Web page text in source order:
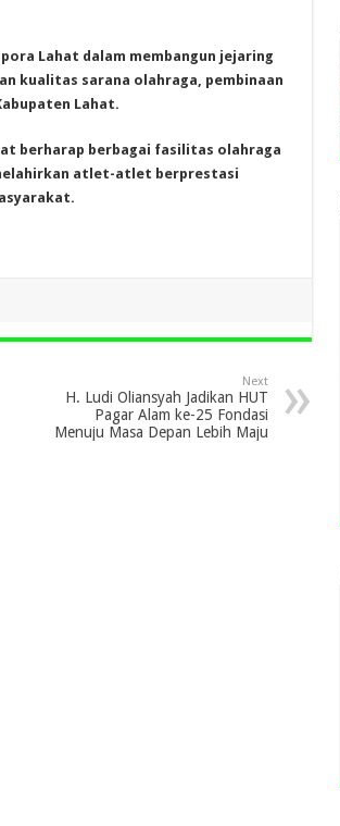
Lahat dalam membangun jejaring
kualitas sarana olahraga, pembinaan
Lahat.
berharap berbagai fasilitas olahraga
atlet-atlet berprestasi
Next
H. Ludi Oliansyah Jadikan HUT
Pagar Alam ke-25 Fondasi
Menuju Masa Depan Lebih Maju